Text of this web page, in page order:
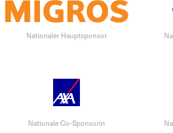
Nationaler Hauptsponsor
Nationale Co-Sponsorin